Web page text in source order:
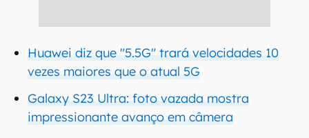
Huawei diz que "5.5G" trará velocidades 10
vezes maiores que o atual 5G
Galaxy S23 Ultra: foto vazada mostra
impressionante avanço em câmera